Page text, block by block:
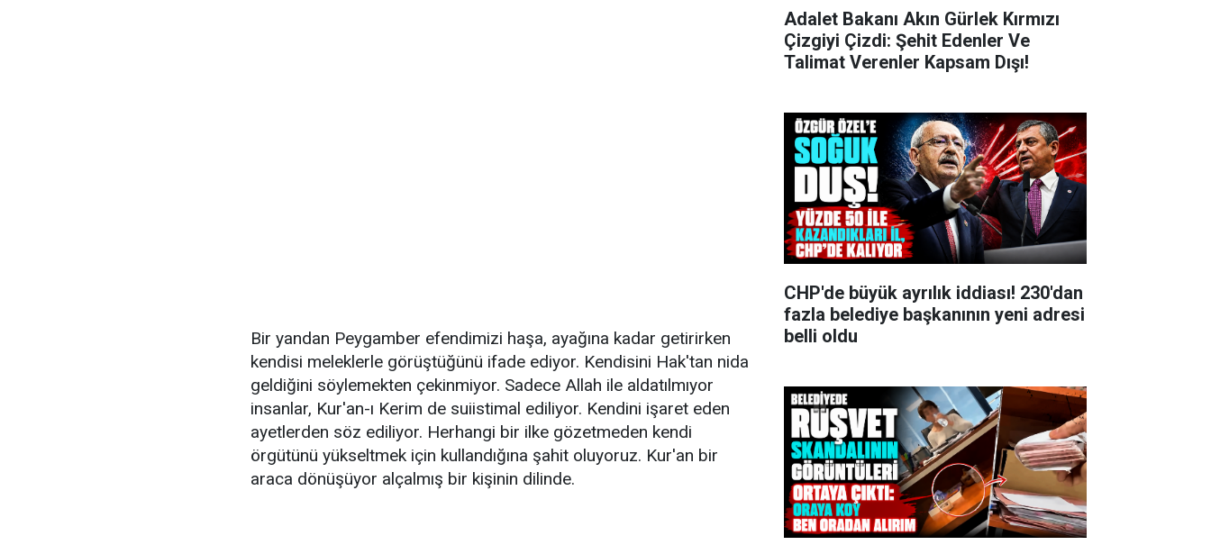
Bir yandan Peygamber efendimizi haşa, ayağına kadar getirirken
kendisi meleklerle görüştüğünü ifade ediyor. Kendisini Hak'tan nida
geldiğini söylemekten çekinmiyor. Sadece Allah ile aldatılmıyor
insanlar, Kur'an-ı Kerim de suiistimal ediliyor. Kendini işaret eden
ayetlerden söz ediliyor. Herhangi bir ilke gözetmeden kendi
örgütünü yükseltmek için kullandığına şahit oluyoruz. Kur'an bir
araca dönüşüyor alçalmış bir kişinin dilinde.
Adalet Bakanı Akın Gürlek Kırmızı
Çizgiyi Çizdi: Şehit Edenler Ve
Talimat Verenler Kapsam Dışı!
CHP'de büyük ayrılık iddiası! 230'dan
fazla belediye başkanının yeni adresi
belli oldu